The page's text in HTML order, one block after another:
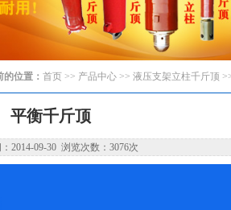
的位置： 首页 >> 产品中心 >> 液压支架立柱千斤顶
平衡千斤顶
2014-09-30 浏览次数：3076次